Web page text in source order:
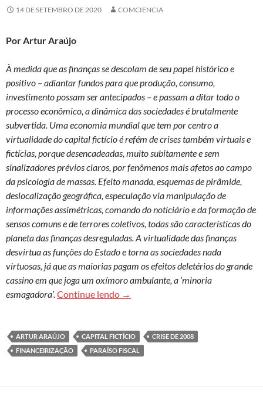
14 DE SETEMBRO DE 2020 COMCIENCIA
Por Artur Araújo
À medida que as finanças se descolam de seu papel histórico e
positivo – adiantar fundos para que produção, consumo,
investimento possam ser antecipados – e passam a ditar todo o
processo econômico, a dinâmica das sociedades é brutalmente
subvertida. Uma economia mundial que tem por centro a
virtualidade do capital fictício é refém de crises também virtuais e
fictícias, porque desencadeadas, muito subitamente e sem
sinalizadores prévios claros, por fenômenos mais afetos ao campo
da psicologia de massas. Efeito manada, esquemas de pirâmide,
deslocalização geográfica, especulação via manipulação de
informações assimétricas, comando do noticiário e da formação de
sensos comuns e de terrores coletivos, todas são características do
planeta das finanças desreguladas. A virtualidade das finanças
desvirtua as funções do Estado e torna as sociedades nada
virtuosas, já que as maiorias pagam os efeitos deletérios do grande
cassino em que joga um oxímoro ambulante, a ‘minoria
esmagadora’.Continue lendo Virtualidade sem virtude: a
→
ARTUR ARAÚJO CAPITAL FICTÍCIO
CRISE DE 2008
FINANCEIRIZAÇÃO
PARAÍSO FISCAL